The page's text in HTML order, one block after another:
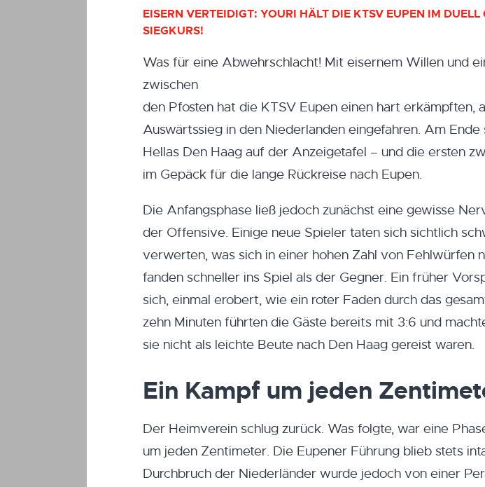
EISERN VERTEIDIGT: YOURI HÄLT DIE KTSV EUPEN IM
SIEGKURS!
Was für eine Abwehrschlacht! Mit eisernem Willen und
zwischen
den Pfosten hat die KTSV Eupen einen hart erkämpften,
Auswärtssieg in den Niederlanden eingefahren. Am Ende
Hellas Den Haag auf der Anzeigetafel – und die ersten
im Gepäck für die lange Rückreise nach Eupen.
Die Anfangsphase ließ jedoch zunächst eine gewisse
der Offensive. Einige neue Spieler taten sich sichtlich
verwerten, was sich in einer hohen Zahl von Fehlwürfen
fanden schneller ins Spiel als der Gegner. Ein früher
sich, einmal erobert, wie ein roter Faden durch das
zehn Minuten führten die Gäste bereits mit 3:6 und
sie nicht als leichte Beute nach Den Haag gereist waren.
Ein Kampf um jeden
Der Heimverein schlug zurück. Was folgte, war eine
um jeden Zentimeter. Die Eupener Führung blieb stets
Durchbruch der Niederländer wurde jedoch von einer